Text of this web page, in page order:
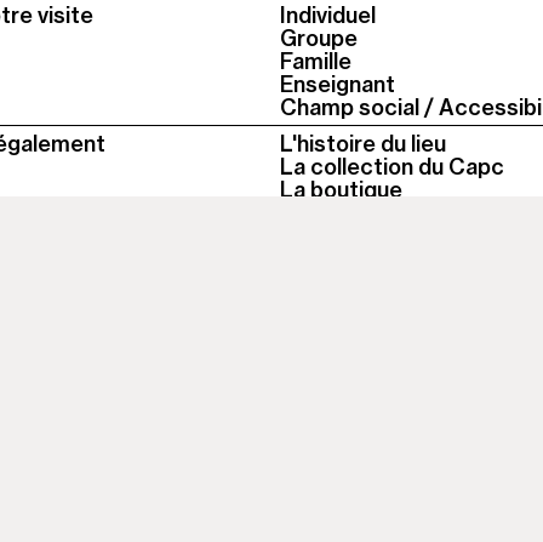
visite
Individuel
Groupe
Famille
Enseignant
Champ social /
L'histoire du lieu
La collection du Capc
La boutique